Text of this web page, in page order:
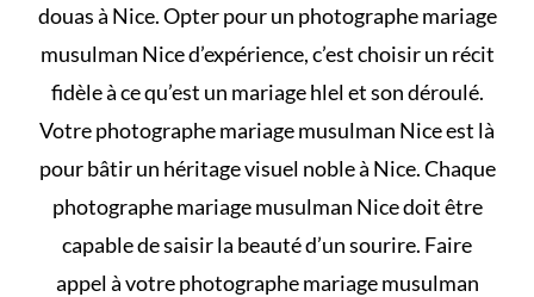
douas à Nice. Opter pour un photographe mariage
musulman Nice d’expérience, c’est choisir un récit
fidèle àce qu’est un mariage hlel et son déroulé.
Votre photographe mariage musulman Nice est là
pour bâtir un héritage visuel noble à Nice. Chaque
photographe mariage musulman Nice doit être
capable de saisir la beauté d’un sourire. Faire
appel à votre photographe mariage musulman